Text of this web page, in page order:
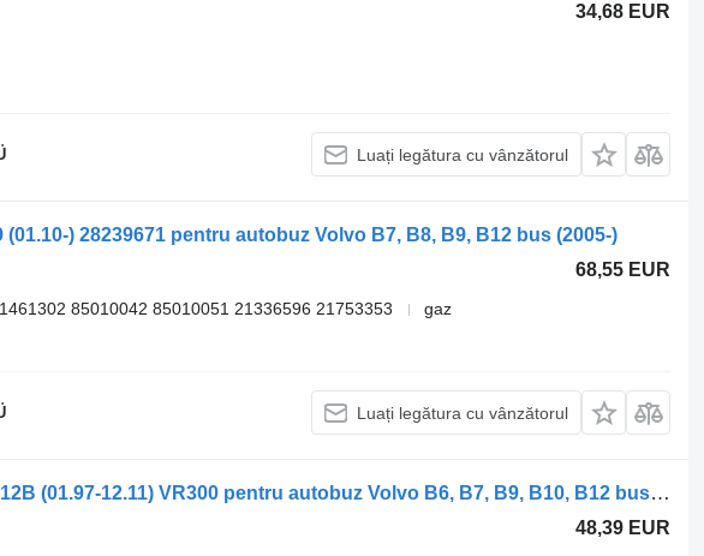
34,68 EUR
Luați legătura cu vânzătorul
) 28239671 pentru autobuz Volvo B7, B8, B9, B12 bus (2005-)
68,55 EUR
85010042 85010051 21336596 21753353
gaz
Luați legătura cu vânzătorul
Autoradio Delphi B12B (01.97-12.11) VR300 pentru autobuz Volvo B6, B7, B9, B10, B12 bus (1978-2011)
48,39 EUR